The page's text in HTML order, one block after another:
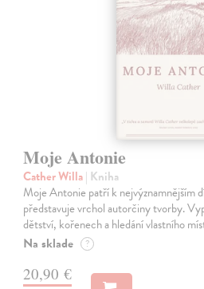
Moje Antonie
Cather Willa| Kniha
Moje Antonie patří k nejvýznamnějším
představuje vrchol autorčiny tvorby.
dětství, kořenech a hledání vlastního
Na sklade ?
20,90 €